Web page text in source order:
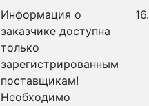
Информация о
заказчике доступна
только
зарегистрированным
поставщикам!
Необходимо